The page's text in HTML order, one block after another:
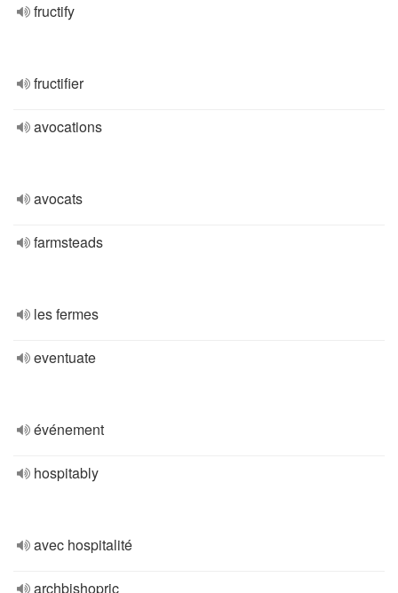
fructify
fructifier
avocations
avocats
farmsteads
les fermes
eventuate
événement
hospitably
avec hospitalité
archbishopric